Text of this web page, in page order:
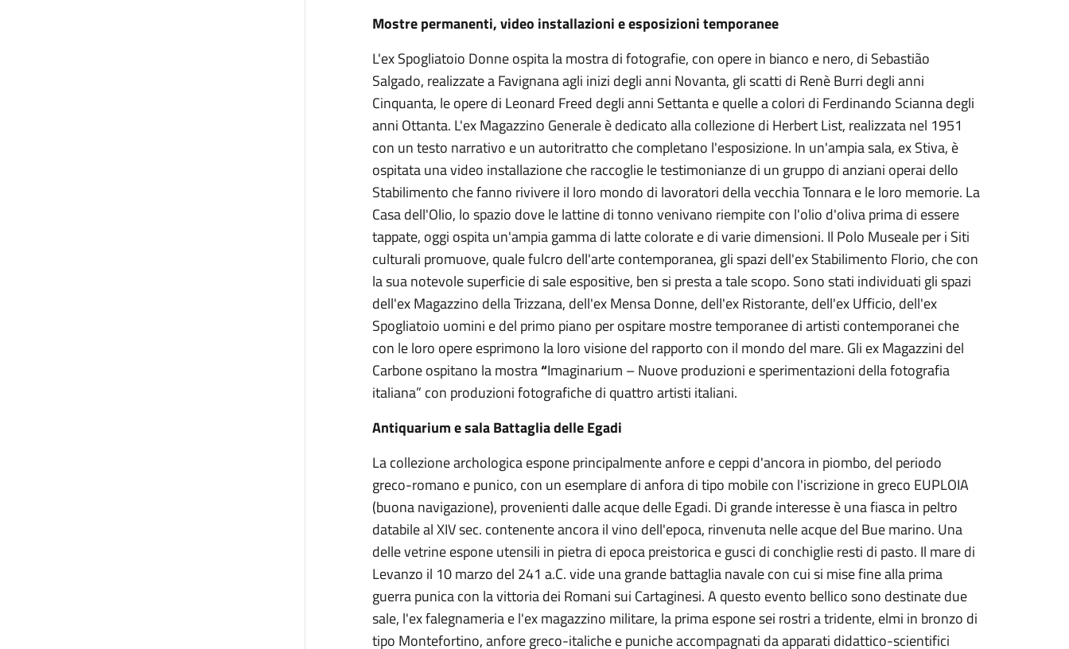
Mostre permanenti, video installazioni e esposizioni temporanee
L'ex Spogliatoio Donne ospita la mostra di fotografie, con opere in bianco e nero, di Sebastião
Salgado, realizzate a Favignana agli inizi degli anni Novanta, gli scatti di Renè Burri degli anni
Cinquanta, le opere di Leonard Freed degli anni Settanta e quelle a colori di Ferdinando Scianna degli
anni Ottanta. L'ex Magazzino Generale è dedicato alla collezione di Herbert List, realizzata nel 1951
con un testo narrativo e un autoritratto che completano l'esposizione. In un'ampia sala, ex Stiva, è
ospitata una video installazione che raccoglie le testimonianze di un gruppo di anziani operai dello
Stabilimento che fanno rivivere il loro mondo di lavoratori della vecchia Tonnara e le loro memorie. La
Casa dell'Olio, lo spazio dove le lattine di tonno venivano riempite con l'olio d'oliva prima di essere
tappate, oggi ospita un'ampia gamma di latte colorate e di varie dimensioni. Il Polo Museale per i Siti
culturali promuove, quale fulcro dell'arte contemporanea, gli spazi dell'ex Stabilimento Florio, che con
la sua notevole superficie di sale espositive, ben si presta a tale scopo. Sono stati individuati gli spazi
dell'ex Magazzino della Trizzana, dell'ex Mensa Donne, dell'ex Ristorante, dell'ex Ufficio, dell'ex
Spogliatoio uomini e del primo piano per ospitare mostre temporanee di artisti contemporanei che
con le loro opere esprimono la loro visione del rapporto con il mondo del mare. Gli ex Magazzini del
Carbone ospitano la mostra“Imaginarium – Nuove produzioni e sperimentazioni della fotografia
italiana” con produzioni fotografiche di quattro artisti italiani.
Antiquarium e sala Battaglia delle Egadi
La collezione archologica espone principalmente anfore e ceppi d'ancora in piombo, del periodo
greco-romano e punico, con un esemplare di anfora di tipo mobile con l'iscrizione in greco EUPLOIA
(buona navigazione), provenienti dalle acque delle Egadi. Di grande interesse è una fiasca in peltro
databile al XIV sec. contenente ancora il vino dell'epoca, rinvenuta nelle acque del Bue marino. Una
delle vetrine espone utensili in pietra di epoca preistorica e gusci di conchiglie resti di pasto. Il mare di
Levanzo il 10 marzo del 241 a.C. vide una grande battaglia navale con cui si mise fine alla prima
guerra punica con la vittoria dei Romani sui Cartaginesi. A questo evento bellico sono destinate due
sale, l'ex falegnameria e l'ex magazzino militare, la prima espone sei rostri a tridente, elmi in bronzo di
tipo Montefortino, anfore greco-italiche e puniche accompagnati da apparati didattico-scientifici